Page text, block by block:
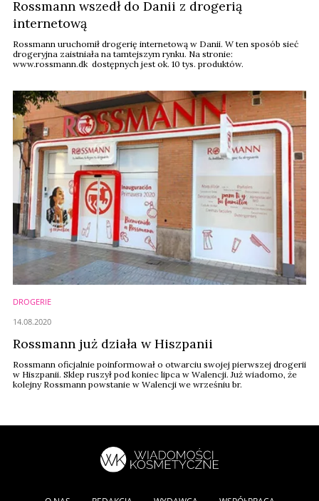
Rossmann wszedł do Danii z drogerią
internetową
Rossmann uruchomił drogerię internetową w Danii. W ten sposób sieć
drogeryjna zaistniała na tamtejszym rynku. Na stronie:
www.rossmann.dk dostępnych jest ok. 10 tys. produktów.
DROGERIE
Rossmann już działa w Hiszpanii
Rossmann oficjalnie poinformował o otwarciu swojej pierwszej drogerii
w Hiszpanii. Sklep ruszył pod koniec lipca w Walencji. Już wiadomo, że
kolejny Rossmann powstanie w Walencji we wrześniu br.
14.08.2020